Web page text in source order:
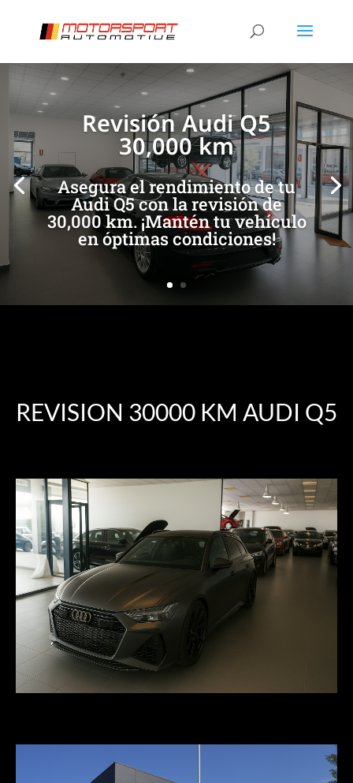
Revisión Audi Q5
30,000 km
Asegura el rendimiento de tu
Audi Q5 con la revisión de
30,000 km. ¡Mantén tu vehículo
en óptimas condiciones!
[/et_pb_slide] [/et_pb_slide]
REVISION 30000 KM AUDI Q5